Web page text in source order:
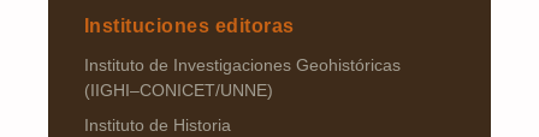
Instituciones editoras
Instituto de Investigaciones Geohistóricas
(IIGHI–CONICET/UNNE)
Instituto de Historia